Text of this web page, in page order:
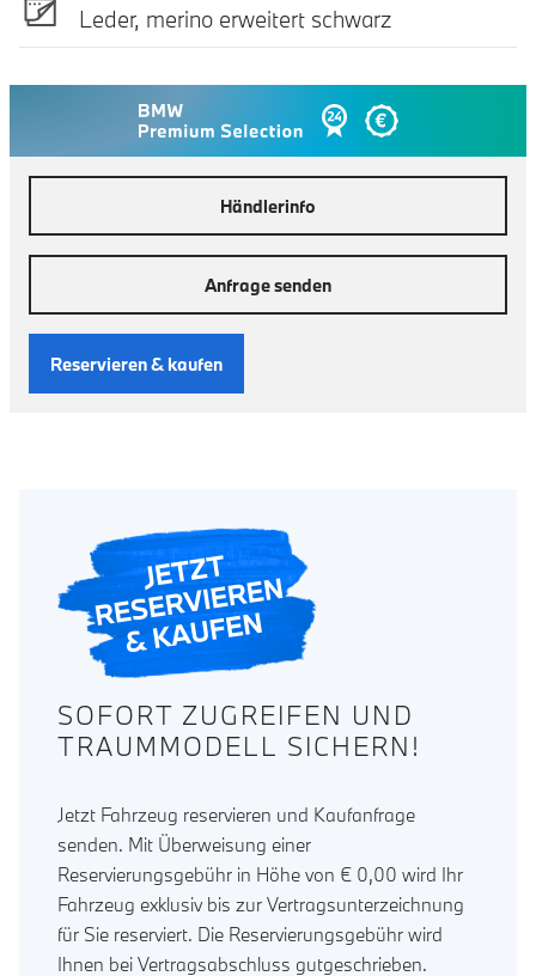
Leder, merino erweitert schwarz
Händlerinfo
Anfrage senden
Reservieren & kaufen
SOFORT ZUGREIFEN UND
TRAUMMODELL SICHERN!
Jetzt Fahrzeug reservieren und Kaufanfrage
senden. Mit Überweisung einer
Reservierungsgebühr in Höhe von € 0,00 wird Ihr
Fahrzeug exklusiv bis zur Vertragsunterzeichnung
für Sie reserviert. Die Reservierungsgebühr wird
Ihnen bei Vertragsabschluss gutgeschrieben.